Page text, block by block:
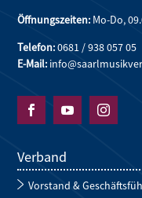
Öffnungszeiten: Mo-Do,
Telefon:0681 / 938 057 05
E-Mail:
  
Verband
Vorstand &